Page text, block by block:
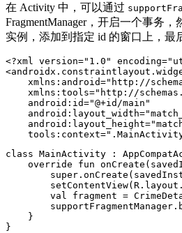
在 Activity 中，可以通过
FragmentManager，开启一个事务，
实例，添加到指定 id 的窗口上，最
<?xml version="1.0"
xmlns:android="http://
xmlns:tools="http://
android:id="@+id/main"
android:layout_width=
android:layout_height=
tools:context=
class MainActivity :
override
fun onCreate (
super . onCreate (
setContentView(R . layout .
val
fragment =
supportFragmentManager .
}
}